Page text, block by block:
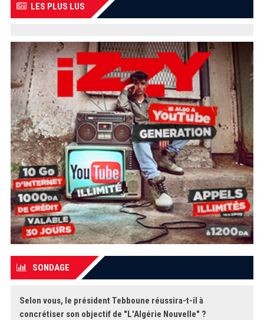
LES PLUS LUS
SONDAGE
Selon vous, le président Tebboune réussira-t-il à
concrétiser son objectif de "L'Algérie Nouvelle" ?